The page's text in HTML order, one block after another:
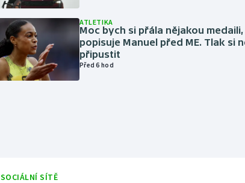
ATLETIKA
Moc bych si přála nějakou medaili,
popisuje Manuel před ME. Tlak si
připustit
Před 6 hod
SOCIÁLNÍ SÍTĚ